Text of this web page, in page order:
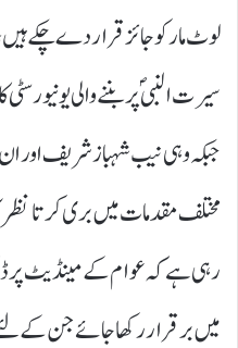
لوٹ مار کو جائز قرار دے چکے
سیرت النبیؐ پر بننے والی یونیورسٹی
جبکہ وہی نیب شہباز شریف اور
مختلف مقدمات میں بری کرتا
رہی ہے کہ عوام کے مینڈیٹ پر
میں برقرار رکھا جائے جن کے